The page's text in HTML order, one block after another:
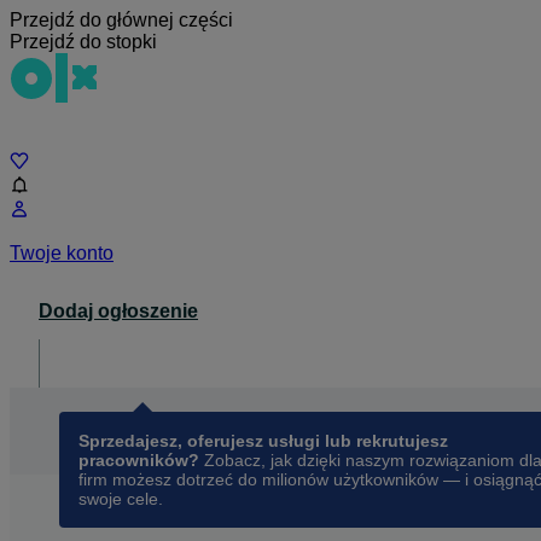
Przejdź do głównej części
Przejdź do stopki
Twoje konto
Dodaj ogłoszenie
Sprzedajesz, oferujesz usługi lub rekrutujesz
pracowników? Zobacz, jak dzięki naszym rozwiązaniom dla
firm możesz dotrzeć do milionów użytkowników — i osiągnąć
swoje cele.